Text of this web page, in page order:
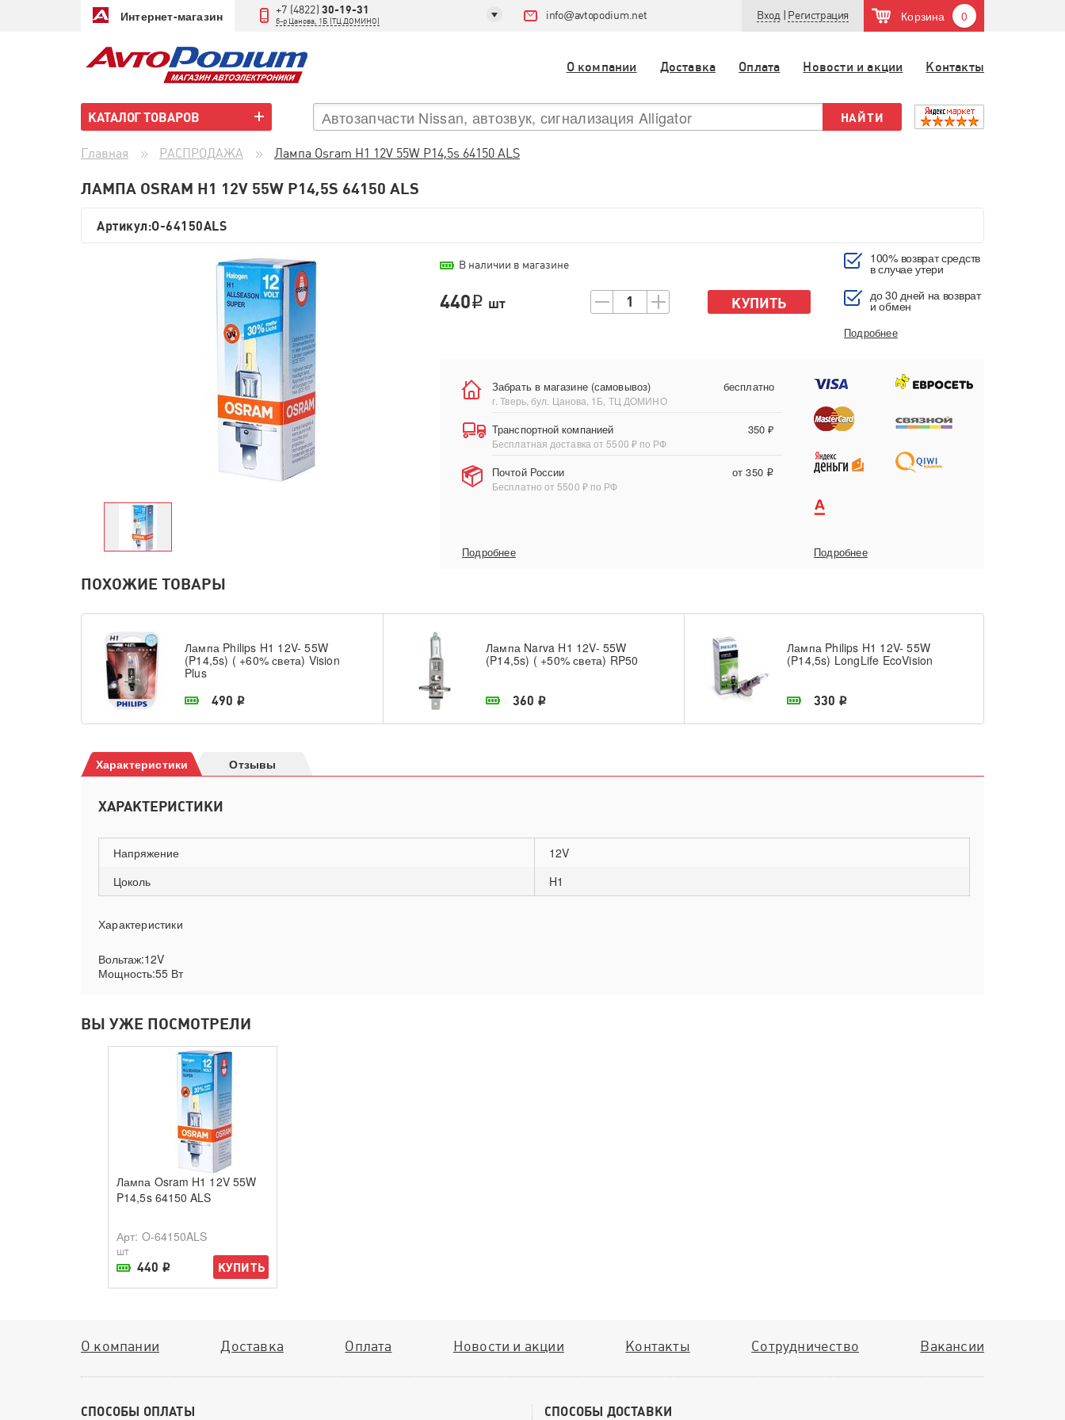
Интернет-магазин +7 (4822) 30-19-31
б-р Цанова, 1Б (ТЦ ДОМИНО) info@avtopodium.net Вход Регистрация Корзина 0
О компании Доставка Оплата Новости и акции Контакты
КАТАЛОГ ТОВАРОВ
Главная РАСПРОДАЖА Лампа Osram H1 12V 55W P14,5s 64150 ALS
ЛАМПА OSRAM H1 12V 55W P14,5S 64150 ALS
Артикул:O-64150ALS
В наличии в магазине
440i шт 1 КУПИТЬ
Забрать в магазине (самовывоз) бесплатно
г. Тверь, бул. Цанова, 1Б, ТЦ ДОМИНО
Транспортной компанией 350 ₽
Бесплатная доставка от 5500 ₽ по РФ
Почтой России от 350 i
Бесплатно от 5500 ₽ по РФ
Подробнее
100% возврат средств
в случае утери
до 30 дней на возврат
и обмен
Подробнее
Подробнее
ПОХОЖИЕ ТОВАРЫ
Лампа Philips H1 12V- 55W
(P14,5s) ( +60% света) Vision
Plus
В наличии в магазине
490 i
Лампа Narva H1 12V- 55W
(P14,5s) ( +50% света) RP50
В наличии в магазине
360 i
Лампа Philips H1 12V- 55W
(P14,5s) LongLife EcoVision
В наличии в магазине
330 i
Характеристики Отзывы
ХАРАКТЕРИСТИКИ
Напряжение
12V
Цоколь
H1
Характеристики
Вольтаж:12V
Мощность:55 Вт
ВЫ УЖЕ ПОСМОТРЕЛИ
В наличии в магазине
Лампа Osram H1 12V 55W
P14,5s 64150 ALS
Арт: O-64150ALS
шт
440 i КУПИТЬ
О компании Доставка Оплата Новости и акции Контакты Сотрудничество Вакансии
СПОСОБЫ ОПЛАТЫ СПОСОБЫ ДОСТАВКИ